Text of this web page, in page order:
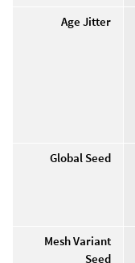
Age Jitter
Global Seed
Mesh Variant
Seed